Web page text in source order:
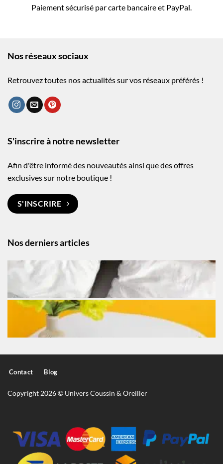
Paiement sécurisé par carte bancaire et PayPal.
Nos réseaux sociaux
Retrouvez toutes nos actualités sur vos réseaux préférés !
Nos derniers articles
S'inscrire à notre newsletter
Afin d'être informé des nouveautés ainsi que des offres
exclusives sur notre boutique !
S'INSCRIRE
Contact Blog
Copyright 2026 © Univers Coussin & Oreiller